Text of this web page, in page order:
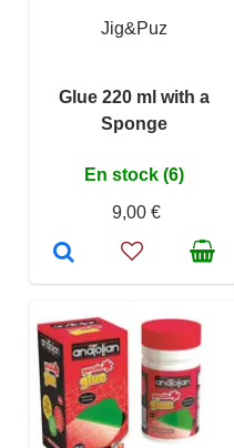
Jig&Puz
Glue 220 ml with a
Sponge
En stock (6)
9,00 €